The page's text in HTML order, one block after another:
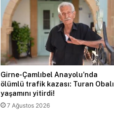
Girne-Çamlıbel Anayolu’nda
ölümlü trafik kazası: Turan Obalı
yaşamını yitirdi!
7 Ağustos 2026